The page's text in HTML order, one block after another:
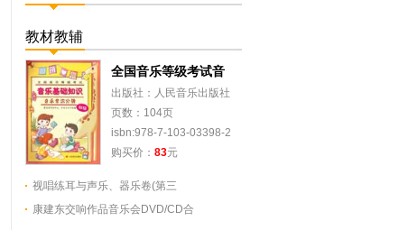
教材教辅
全国音乐等级考试音
出版社：人民音乐出版社
页数：104页
isbn:978-7-103-03398-2
购买价： 83元
视唱练耳与声乐、器乐卷(第三
康建东交响作品音乐会DVD/CD合